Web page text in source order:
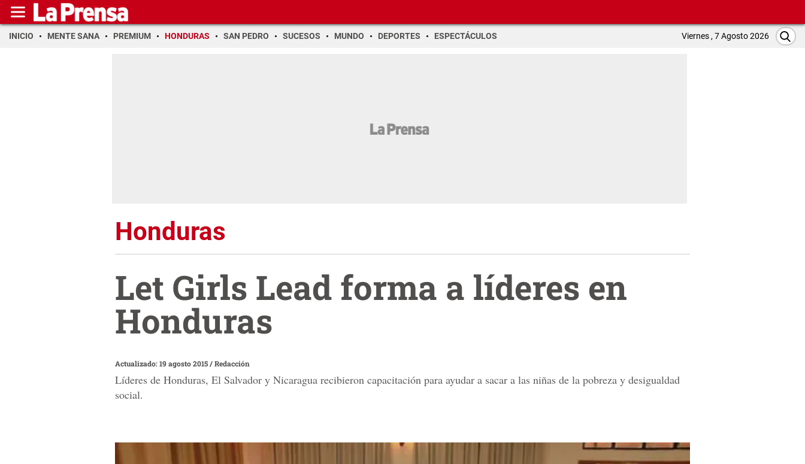
INICIO MENTE SANA PREMIUM HONDURAS SAN PEDRO SUCESOS MUNDO DEPORTES ESPECTÁCULOS Viernes , 7 Agosto 2026
Honduras
Let Girls Lead forma a líderes en
Honduras
Actualizado: 19 agosto 2015/Redacción
Líderes de Honduras, El Salvador y Nicaragua recibieron capacitación para ayudar a sacar a las niñas de la pobreza y desigualdad
social.